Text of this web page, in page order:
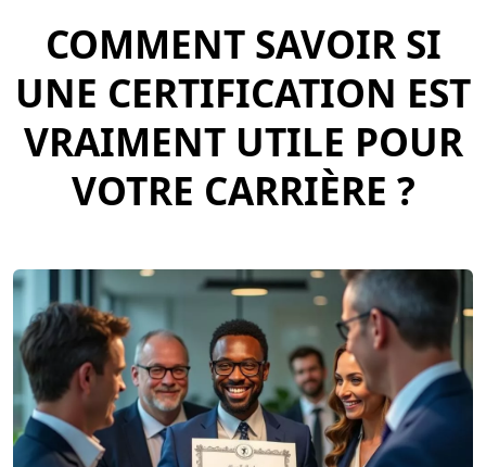
COMMENT SAVOIR SI
UNE CERTIFICATION EST
VRAIMENT UTILE POUR
VOTRE CARRIÈRE ?